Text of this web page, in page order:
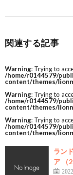
関連する記事
Warning: Trying to
/home/r0144579/
content/themes/
Warning: Trying to
/home/r0144579/
content/themes/
Warning: Trying to
/home/r0144579/
content/themes/
ラン
ア （